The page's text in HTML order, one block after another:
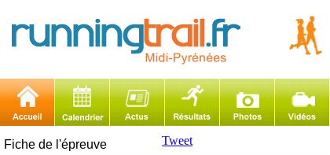
Fiche de l'épreuve Tweet